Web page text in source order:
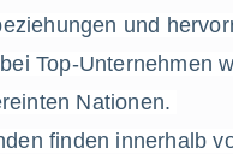
und
Top-Unternehmen
Nationen.
finden innerhalb